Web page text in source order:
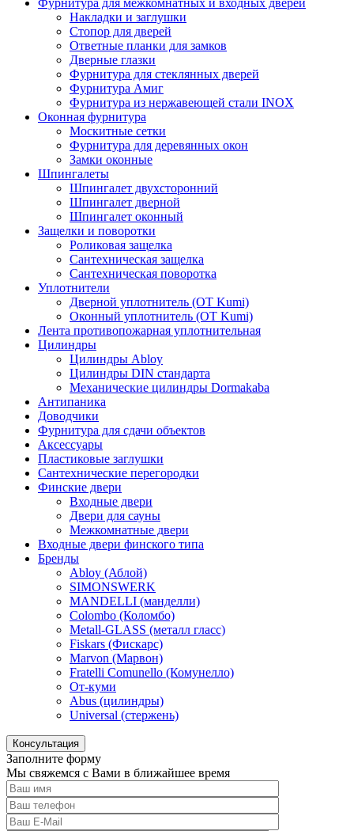
Фурнитура для межкомнатных и входных дверей
Накладки и заглушки
Стопор для дверей
Ответные планки для замков
Дверные глазки
Фурнитура для стеклянных дверей
Фурнитура Амиг
Фурнитура из нержавеющей стали INOX
Оконная фурнитура
Москитные сетки
Фурнитура для деревянных окон
Замки оконные
Шпингалеты
Шпингалет двухсторонний
Шпингалет дверной
Шпингалет оконный
Защелки и поворотки
Роликовая защелка
Сантехническая защелка
Сантехническая поворотка
Уплотнители
Дверной уплотнитель (OT Kumi)
Оконный уплотнитель (OT Kumi)
Лента противопожарная уплотнительная
Цилиндры
Цилиндры Abloy
Цилиндры DIN стандарта
Механические цилиндры Dormakaba
Антипаника
Доводчики
Фурнитура для сдачи объектов
Аксессуары
Пластиковые заглушки
Сантехнические перегородки
Финские двери
Входные двери
Двери для сауны
Межкомнатные двери
Входные двери финского типа
Бренды
Abloy (Аблой)
SIMONSWERK
MANDELLI (манделли)
Colombo (Коломбо)
Metall-GLASS (металл гласс)
Fiskars (Фискарс)
Marvon (Марвон)
Fratelli Comunello (Комунелло)
От-куми
Abus (цилиндры)
Universal (стержень)
Консультация
Заполните форму
Мы свяжемся с Вами в ближайшее время